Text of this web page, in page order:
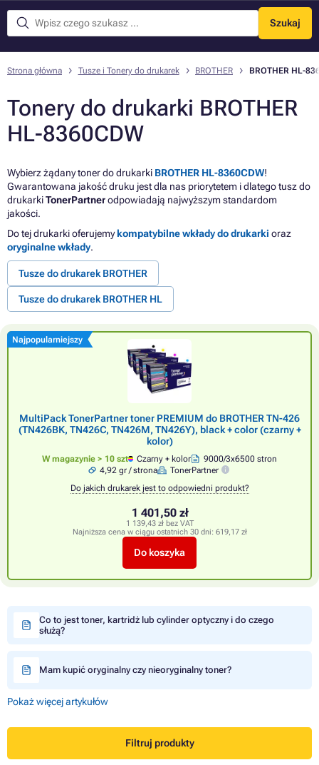
Szukaj
Menu
Strona główna Tusze i Tonery do drukarek BROTHER BROTHER HL-
Tonery do drukarki BROTHER
HL-8360CDW
Wybierz żądany toner do drukarki BROTHER HL-8360CDW!
Gwarantowana jakość druku jest dla nas priorytetem i dlatego tusz do
drukarkiTonerPartnerodpowiadają najwyższym standardom
jakości.
Do tej drukarki oferujemykompatybilne wkłady do drukarki oraz
oryginalne wkłady.
Tusze do drukarek BROTHER
Tusze do drukarek BROTHER HL
Najpopularniejszy
MultiPack TonerPartner toner PREMIUM do BROTHER TN-426
(TN426BK, TN426C, TN426M, TN426Y), black + color (czarny +
kolor)
W magazynie > 10 szt Czarny + kolor
9000/3x6500 stron
4,92 gr / strona
TonerPartner
Do jakich drukarek jest to odpowiedni produkt?
1 401,50 zł
1 139,43 zł bez VAT
Najniższa cena w ciągu ostatnich 30 dni: 619,17 zł
Do koszyka
Co to jest toner, kartridż lub cylinder optyczny i do czego
służą?
Mam kupić oryginalny czy nieoryginalny toner?
Pokaż więcej artykułów
Filtruj produkty